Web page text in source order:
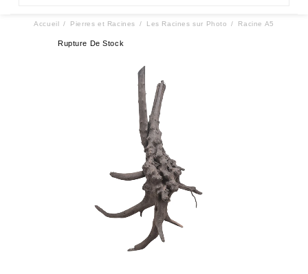
Accueil Pierres et Racines Les Racines sur Photo Racine A5
Rupture De Stock